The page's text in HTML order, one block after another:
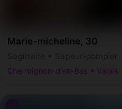
Marie-micheline, 30
Chermignon-d'en-Bas • Valais